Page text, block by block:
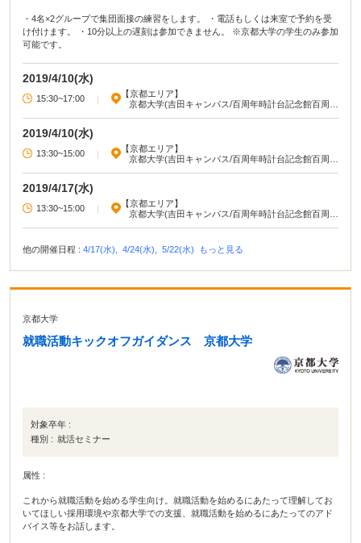
・4名×2グループで集団面接の練習をします。 ・電話もしくは来室で予約を受
け付けます。 ・10分以上の遅刻は参加できません。 ※京都大学の学生のみ参加
可能です。
2019/4/10(水)
15:30~17:00 |
【京都エリア】
京都大学(吉田キャンパス/百周年時計台記念館百周年
2019/4/10(水)
13:30~15:00 |
【京都エリア】
京都大学(吉田キャンパス/百周年時計台記念館百周年
2019/4/17(水)
13:30~15:00 |
【京都エリア】
京都大学(吉田キャンパス/百周年時計台記念館百周年
他の開催日程 : 4/17(水), 4/24(水), 5/22(水) もっと見る
京都大学
就職活動キックオフガイダンス 京都大学
対象卒年 :
種別 : 就活セミナー
属性 :
これから就職活動を始める学生向け。就職活動を始めるにあたって理解してお
いてほしい採用環境や京都大学での支援、就職活動を始めるにあたってのアド
バイス等をお話します。